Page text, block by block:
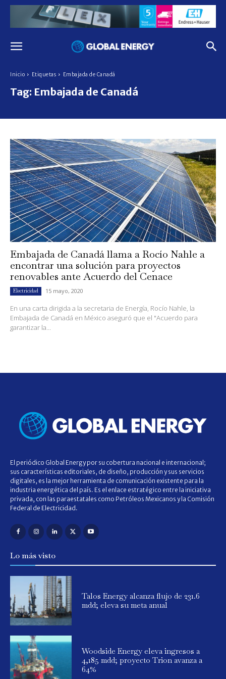
Inicio Etiquetas Embajada de Canadá
Tag: Embajada de Canadá
Embajada de Canadá llama a Rocío Nahle a
encontrar una solución para proyectos
renovables ante Acuerdo del Cenace
Electricidad 15 mayo, 2020
En una carta dirigida a la secretaria de Energía, Rocío Nahle, la
Embajada de Canadá en México aseguró que el "Acuerdo para
garantizar la...
El periódico Global Energy por su cobertura nacional e internacional;
sus características editoriales, de diseño, producción y sus servicios
digitales, es la mejor herramienta de comunicación existente para la
industria energética del país. Es el enlace estratégico entre la iniciativa
privada, con las paraestatales como Petróleos Mexicanos y la Comisión
Federal de Electricidad.
Lo más visto
Talos Energy alcanza flujo de 231.6
mdd; eleva su meta anual
Woodside Energy eleva ingresos a
4,185 mdd; proyecto Trion avanza a
64%